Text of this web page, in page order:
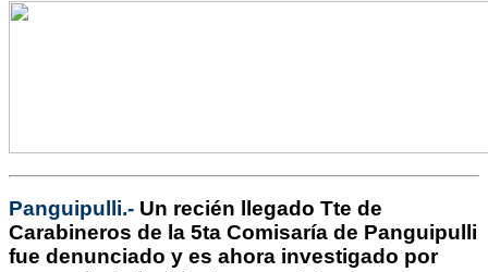
Panguipulli.- Un recién llegado Tte de
Carabineros de la 5ta Comisaría de Panguipulli
fue denunciado y es ahora investigado por